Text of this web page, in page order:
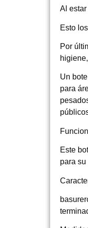
Al
Esto
Por
Un
para
Este
para